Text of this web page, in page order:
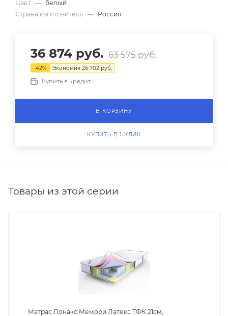
Цвет — белый
Страна изготовитель — Россия
36 874 руб. 63 575руб.
-42% Экономия 26 702 руб.
Купить в кредит
В КОРЗИНУ
КУПИТЬ В 1 КЛИК
Товары из этой серии
Матрас Лонакс Мемори Латекс ТФК 21см,